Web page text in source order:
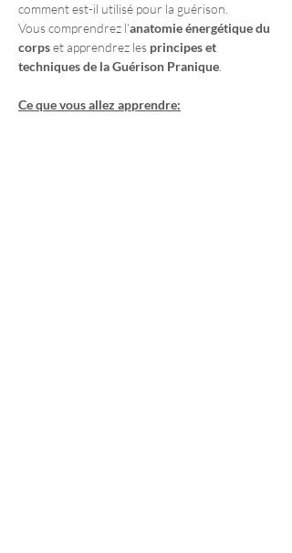
comment est-il utilisé pour la guérison.
Vous comprendrez l'anatomie énergétique du
corps et apprendrez les principes et
techniques de la Guérison Pranique
Ce que vous allez apprendre: